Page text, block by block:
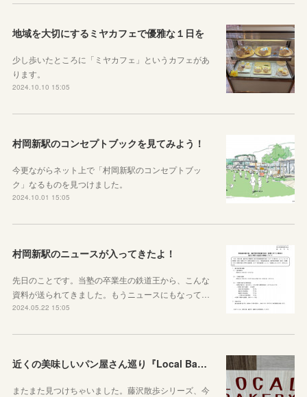
地域を大切にするミヤカフェで優雅な１日を
少し歩いたところに「ミヤカフェ」というカフェがあ
ります。
2024.10.10 15:05
村岡新駅のコンセプトブックを見てみよう！
今更ながらネット上で「村岡新駅のコンセプトブッ
ク」なるものを見つけました。
2024.10.01 15:05
村岡新駅のニュースが入ってきたよ！
先日のことです。当塾の卒業生の鉄道王から、こんな
資料が送られてきました。もうニュースにもなって…
2024.05.22 15:05
近くの美味しいパン屋さん巡り『Local Bakery Shonan』に行ってきた！
またまた見つけちゃいました。藤沢散歩シリーズ、今